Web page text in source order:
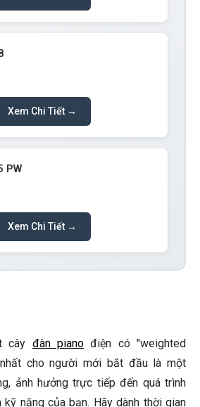
Xem Chi Tiết →
PW
Xem Chi Tiết →
cây đàn piano điện có "weighted
cho người mới bắt đầu là một
ảnh hưởng trực tiếp đến quá trình
năng của bạn. Hãy dành thời gian